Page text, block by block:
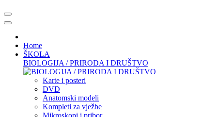
Home
ŠKOLA
BIOLOGIJA / PRIRODA I DRUŠTVO
Karte i posteri
DVD
Anatomski modeli
Kompleti za vježbe